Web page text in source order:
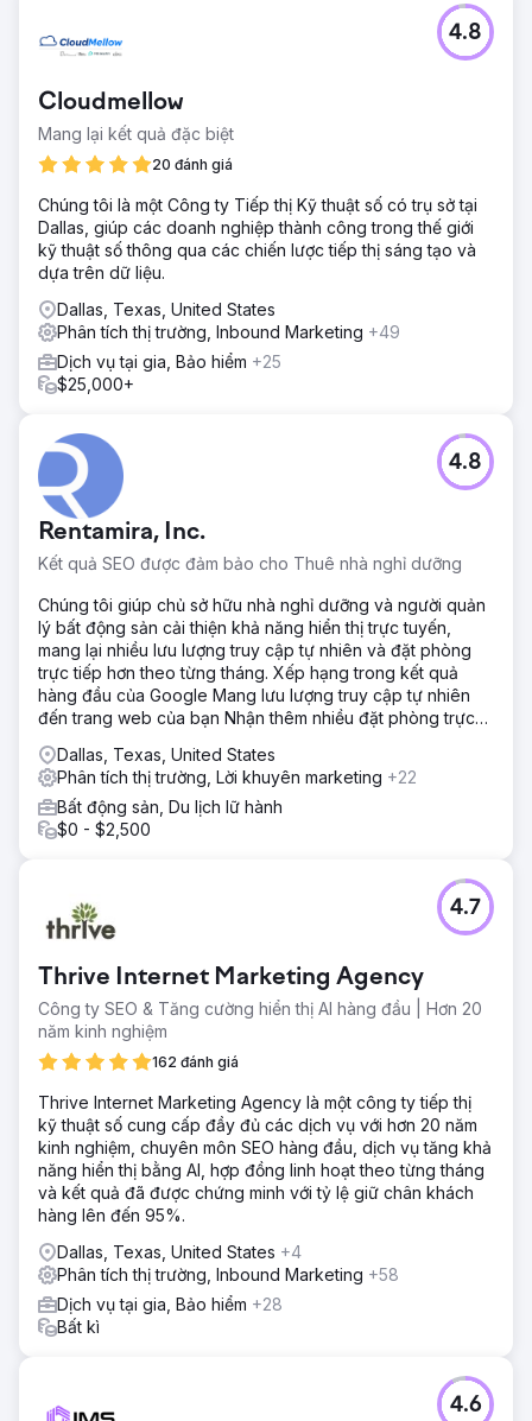
Cloudmellow
Mang lại kết quả đặc biệt
20 đánh giá
4.8
Chúng tôi là một Công ty Tiếp thị Kỹ thuật số có trụ sở tại
Dallas, giúp các doanh nghiệp thành công trong thế giới
kỹ thuật số thông qua các chiến lược tiếp thị sáng tạo và
dựa trên dữ liệu.
Dallas, Texas, United States
Phân tích thị trường, Inbound Marketing +49
Dịch vụ tại gia, Bảo hiểm +25
$25,000+
Rentamira, Inc.
Kết quả SEO được đảm bảo cho Thuê nhà nghỉ dưỡng
4.8
Chúng tôi giúp chủ sở hữu nhà nghỉ dưỡng và người quản
lý bất động sản cải thiện khả năng hiển thị trực tuyến,
mang lại nhiều lưu lượng truy cập tự nhiên và đặt phòng
trực tiếp hơn theo từng tháng. Xếp hạng trong kết quả
hàng đầu của Google Mang lưu lượng truy cập tự nhiên
đến trang web của bạn Nhận thêm nhiều đặt phòng trực
Dallas, Texas, United States
Phân tích thị trường, Lời khuyên marketing +22
Bất động sản, Du lịch lữ hành
$0 - $2,500
Thrive Internet Marketing Agency
Công ty SEO & Tăng cường hiển thị AI hàng đầu | Hơn 20
năm kinh nghiệm
162 đánh giá
4.7
Thrive Internet Marketing Agency là một công ty tiếp thị
kỹ thuật số cung cấp đầy đủ các dịch vụ với hơn 20 năm
kinh nghiệm, chuyên môn SEO hàng đầu, dịch vụ tăng khả
năng hiển thị bằng AI, hợp đồng linh hoạt theo từng tháng
và kết quả đã được chứng minh với tỷ lệ giữ chân khách
hàng lên đến 95%.
Dallas, Texas, United States +4
Phân tích thị trường, Inbound Marketing +58
Dịch vụ tại gia, Bảo hiểm +28
Bất kì
4.6